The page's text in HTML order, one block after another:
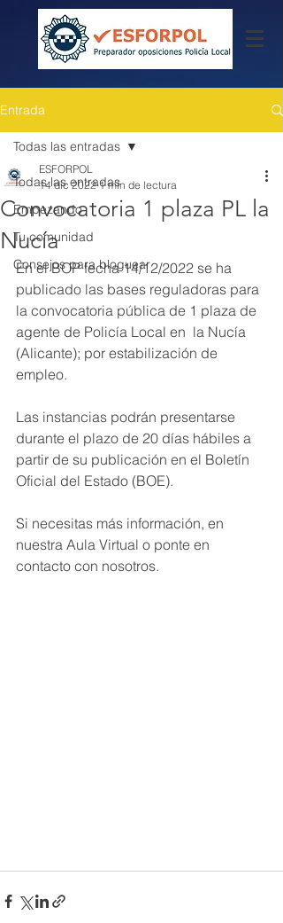
Entrada
Todas las entradas
Empezando
Tu comunidad
Consejos para bloguear
Todas las entradas
Convocatoria 1 plaza PL la
Nucía
ESFORPOL
14 dic 2022 1 min de lectura
En el BOP fecha 14/12/2022 se ha
publicado las bases reguladoras para
la convocatoria pública de 1 plaza de
agente de Policía Local en  la Nucía
(Alicante); por estabilización de
empleo.
Las instancias podrán presentarse
durante el plazo de 20 días hábiles a
partir de su publicación en el Boletín
Oficial del Estado (BOE).
Si necesitas más información, en
nuestra Aula Virtual o ponte en
contacto con nosotros.